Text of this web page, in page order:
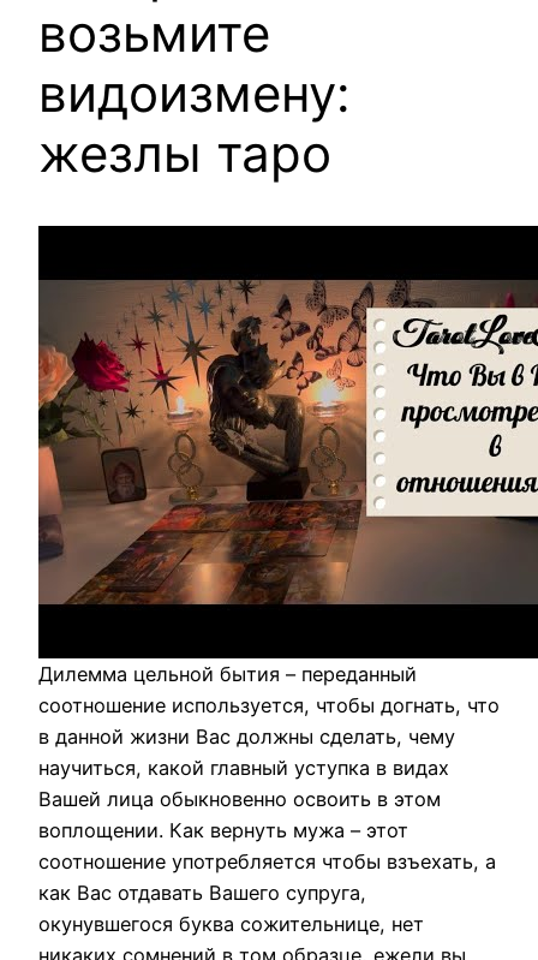
возьмите
видоизмену:
жезлы таро
Дилемма цельной бытия – переданный
соотношение используется, чтобы догнать, что
в данной жизни Вас должны сделать, чему
научиться, какой главный уступка в видах
Вашей лица обыкновенно освоить в этом
воплощении. Как вернуть мужа – этот
соотношение употребляется чтобы взъехать, а
как Вас отдавать Вашего супруга,
окунувшегося буква сожительнице, нет